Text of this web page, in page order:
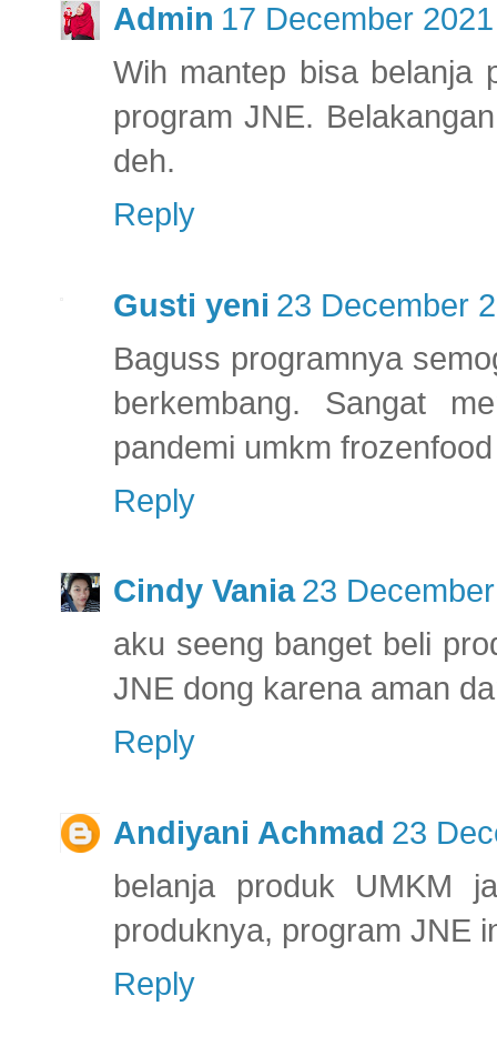
Admin 17 December
Wih mantep bisa belanja
program JNE.
deh.
Reply
Gusti yeni 23 December
Baguss programnya
berkembang. Sangat
pandemi umkm frozenfood
Reply
Cindy Vania 23
aku seeng banget beli
JNE dong karena aman
Reply
Andiyani Achmad 23
belanja produk UMKM
produknya, program JNE
Reply